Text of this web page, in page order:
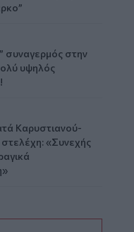
συναγερμός στην
υψηλός
Καρυστιανού-
«Συνεχής
κατάσταση το